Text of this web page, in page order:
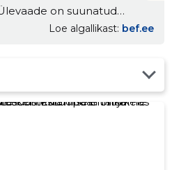
on suunatud
ja
ja parimatest
18 erinevas kategoorias,
Loe algallikast bef.ee